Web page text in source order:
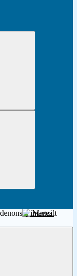
A. Manzi